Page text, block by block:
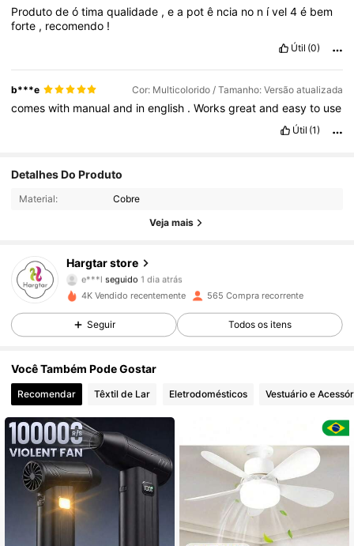
Produtodeótimaqualidade ,ea potê ncia no n ível4é bem
forte , recomendo !
Útil (0)
b***e Cor: Multicolorido / Tamanho: Versão atualizada
comeswith manualand inenglish .Worksgreatandeasyto use
Útil (1)
Detalhes Do Produto
Material: Cobre
Veja mais
Hargtar store
4,84 95 Seguidores
e***l seguido 1 dia atrás
4,84 95 Seguidores
4,84 95 Seguidores
4,84
4,84 95 Seguidores
4,84 95 Seguidores
4K Vendido recentemente 565 Compra recorrente
Seguir Todos os itens
Você Também Pode Gostar
Recomendar Têxtil de Lar Eletrodomésticos Vestuário e